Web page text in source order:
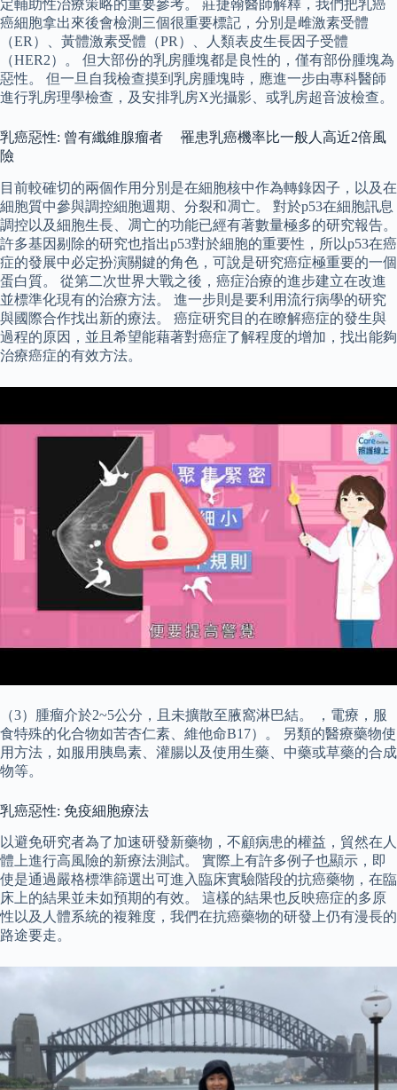
定輔助性治療策略的重要參考。 莊捷翰醫師解釋，我們把乳癌
癌細胞拿出來後會檢測三個很重要標記，分別是雌激素受體
（ER）、黃體激素受體（PR）、人類表皮生長因子受體
（HER2）。 但大部份的乳房腫塊都是良性的，僅有部份腫塊為
惡性。 但一旦自我檢查摸到乳房腫塊時，應進一步由專科醫師
進行乳房理學檢查，及安排乳房X光攝影、或乳房超音波檢查。
乳癌惡性: 曾有纖維腺瘤者 罹患乳癌機率比一般人高近2倍風
險
目前較確切的兩個作用分別是在細胞核中作為轉錄因子，以及在
細胞質中參與調控細胞週期、分裂和凋亡。 對於p53在細胞訊息
調控以及細胞生長、凋亡的功能已經有著數量極多的研究報告。
許多基因剔除的研究也指出p53對於細胞的重要性，所以p53在癌
症的發展中必定扮演關鍵的角色，可說是研究癌症極重要的一個
蛋白質。 從第二次世界大戰之後，癌症治療的進步建立在改進
並標準化現有的治療方法。 進一步則是要利用流行病學的研究
與國際合作找出新的療法。 癌症研究目的在瞭解癌症的發生與
過程的原因，並且希望能藉著對癌症了解程度的增加，找出能夠
治療癌症的有效方法。
（3）腫瘤介於2~5公分，且未擴散至腋窩淋巴結。 ，電療，服
食特殊的化合物如苦杏仁素、維他命B17）。 另類的醫療藥物使
用方法，如服用胰島素、灌腸以及使用生藥、中藥或草藥的合成
物等。
乳癌惡性: 免疫細胞療法
以避免研究者為了加速研發新藥物，不顧病患的權益，貿然在人
體上進行高風險的新療法測試。 實際上有許多例子也顯示，即
使是通過嚴格標準篩選出可進入臨床實驗階段的抗癌藥物，在臨
床上的結果並未如預期的有效。 這樣的結果也反映癌症的多原
性以及人體系統的複雜度，我們在抗癌藥物的研發上仍有漫長的
路途要走。